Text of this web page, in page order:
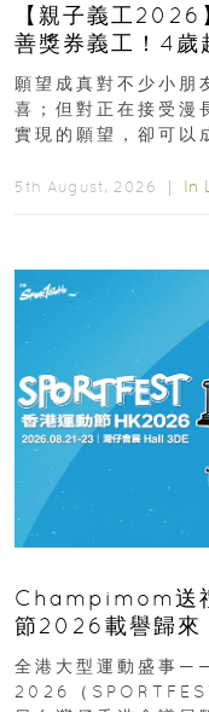
【親子義工
善獎券義工！4歲
新界
願望成真對不少小朋
喜；但對正在接受漫
實現的願望，卻可以
5th August, 2026 ｜ In
Champimom送
節2026載譽歸來
動、街舞比賽＋
全港大型運動盛事
2026（